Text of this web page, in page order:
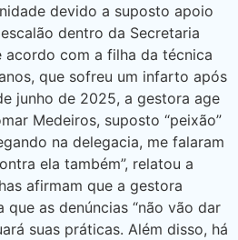
devido a suposto apoio
dentro da Secretaria
acordo com a filha da técnica
que sofreu um infarto após
junho de 2025, a gestora age
Medeiros, suposto “peixão”
na delegacia, me falaram
ela também”, relatou a
afirmam que a gestora
as denúncias “não vão dar
suas práticas. Além disso, há